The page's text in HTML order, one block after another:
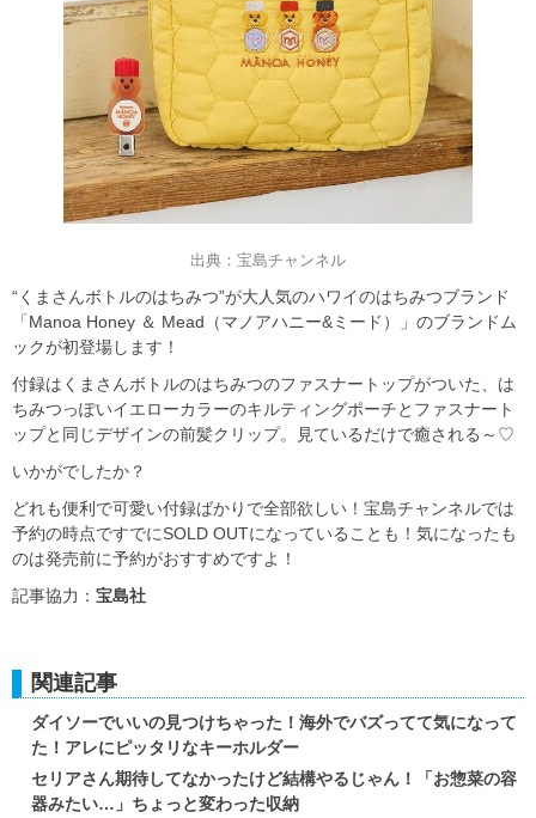
出典：宝島チャンネル
“くまさんボトルのはちみつ”が大人気のハワイのはちみつブランド
「Manoa Honey ＆ Mead（マノアハニー&ミード）」のブランドム
ックが初登場します！
付録はくまさんボトルのはちみつのファスナートップがついた、は
ちみつっぽいイエローカラーのキルティングポーチとファスナート
ップと同じデザインの前髪クリップ。見ているだけで癒される～♡
いかがでしたか？
どれも便利で可愛い付録ばかりで全部欲しい！宝島チャンネルでは
予約の時点ですでにSOLD OUTになっていることも！気になったも
のは発売前に予約がおすすめですよ！
記事協力： 宝島社
関連記事
ダイソーでいいの見つけちゃった！海外でバズってて気になって
た！アレにピッタリなキーホルダー
セリアさん期待してなかったけど結構やるじゃん！「お惣菜の容
器みたい…」ちょっと変わった収納